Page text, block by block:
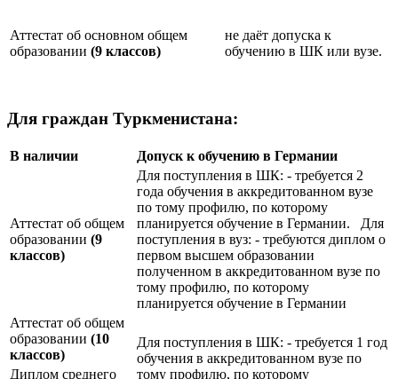
Аттестат об основном общем
образовании (9 классов)
не даёт допуска к
обучению в ШК или вузе.
Для граждан Туркменистана:
В наличии Допуск к обучению в Германии
Аттестат об общем
образовании (9
классов)
Для поступления в ШК: - требуется 2
года обучения в аккредитованном вузе
по тому профилю, по которому
планируется обучение в Германии. Для
поступления в вуз: - требуются диплом о
первом высшем образовании
полученном в аккредитованном вузе по
тому профилю, по которому
планируется обучение в Германии
Аттестат об общем
образовании (10
классов)
Для поступления в ШК: - требуется 1 год
обучения в аккредитованном вузе по
тому профилю, по которому
Диплом среднего